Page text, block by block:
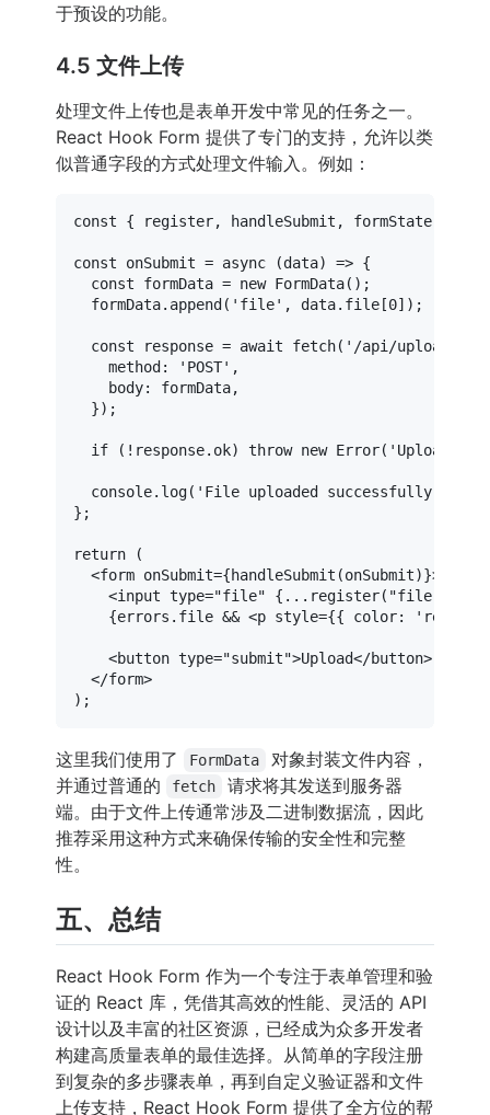
于预设的功能。
4.5 文件上传
处理文件上传也是表单开发中常见的任务之一。
React Hook Form 提供了专门的支持，允许以类
似普通字段的方式处理文件输入。例如：
const { register, handleSubmit, formState
const onSubmit = async (data) => {
const formData = new FormData();
  formData.
append ( 'file' , data. file [0]);
const response = await fetch( '/api/upload'
method : 'POST' ,
body: formData,
  });
if (!response. ok) throw new Error( 'Upload
console. log( 'File uploaded successfully'
};
return (
<form onSubmit={handleSubmit(onSubmit)}>
<input type="file" { ...register("file
    {errors.file &&
<p style={{ color: ' red
<button type="submit">Upload</button>
</form>
这里我们使用了 FormData
对象封装文件内容，
并通过普通的
fetch
请求将其发送到服务器
端。由于文件上传通常涉及二进制数据流，因此
推荐采用这种方式来确保传输的安全性和完整
性。
五、总结
React Hook Form 作为一个专注于表单管理和验
证的 React 库，凭借其高效的性能、灵活的 API
设计以及丰富的社区资源，已经成为众多开发者
构建高质量表单的最佳选择。从简单的字段注册
到复杂的多步骤表单，再到自定义验证器和文件
上传支持，React Hook Form 提供了全方位的帮